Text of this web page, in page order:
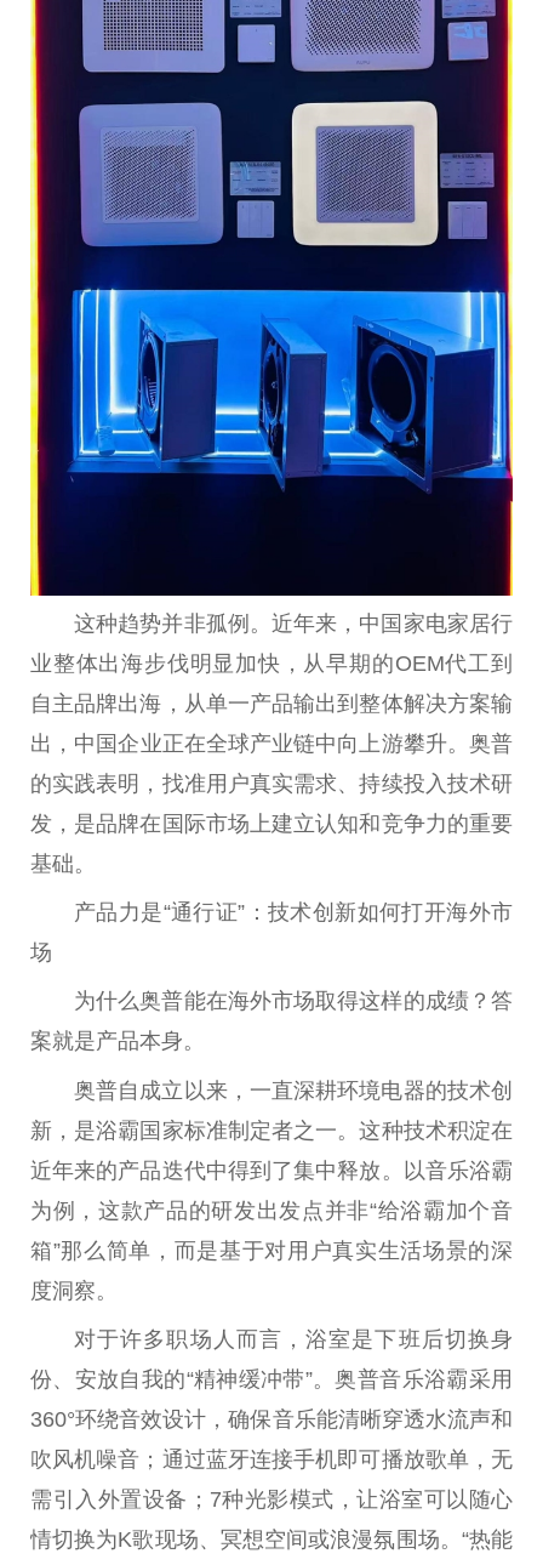
这种趋势并非孤例。 近年来， 中国 家电家居行
业整体出海步伐明显加快，从早期的OEM代工到
自主品牌出海，从单一产品输出到整体解决方案输
出， 中国企业正在全球产业链中向上游攀升。奥普
的实践表明，找准用户真实需求、持续投入技术研
发，是品牌在国际市场上建立认知和竞争力的重要
基础。
产品力是“通行证”：技术创新如何打开海外市
场
为什么奥普能在海外市场取得这样的成绩？答
案就是产品本身。
奥普自成立以来，一直深耕环境电器的技术创
新，是浴霸国家标准制定者之一。这种技术积淀在
近年来的产品迭代中得到了集中释放。以音乐浴霸
为例，这款产品的研发出发点并非“给浴霸加个音
箱”那么简单，而是基于对用户真实生活场景的深
度洞察。
对于许多职场人而言，浴室是下班后切换身
份、安放自我的“精神缓冲带”。奥普音乐浴霸采用
360°环绕音效设计，确保音乐能清晰穿透水流声和
吹风机噪音；通过蓝牙连接手机即可播放歌单，无
需引入外置设备；7种光影模式，让浴室可以随心
情切换为K歌现场、冥想空间或浪漫氛围场。“热能